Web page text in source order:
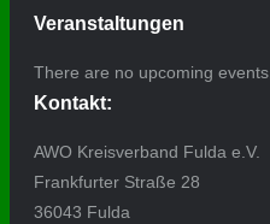
Veranstaltungen
There are no upcoming events.
Kontakt:
AWO Kreisverband Fulda e.V.
Frankfurter Straße 28
36043 Fulda